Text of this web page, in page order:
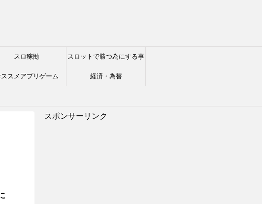
スロ稼働 スロットで勝つ為にする事
ススメアプリゲーム 経済・為替
スポンサーリンク